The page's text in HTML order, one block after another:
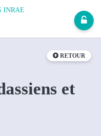
et
RETOUR